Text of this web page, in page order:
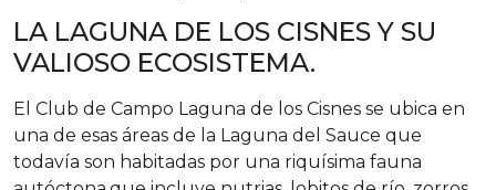
LA LAGUNA DE LOS CISNES Y SU
VALIOSO ECOSISTEMA.
El Club de Campo Laguna de los Cisnes se ubica en
una de esas áreas de la Laguna del Sauce que
todavía son habitadas por una riquísima fauna